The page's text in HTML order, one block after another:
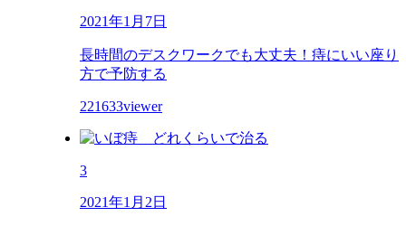
2021年1月7日
長時間のデスクワークでも大丈夫！痔にいい座り
方で予防する
221633viewer
3
2021年1月2日